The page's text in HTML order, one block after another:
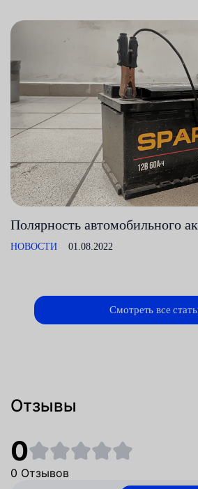
Полярность автомобильного
НОВОСТИ 01.08.2022
Смотреть все
Отзывы
0
0 Отзывов